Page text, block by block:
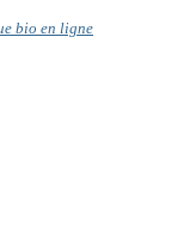
bio en ligne
n° 28